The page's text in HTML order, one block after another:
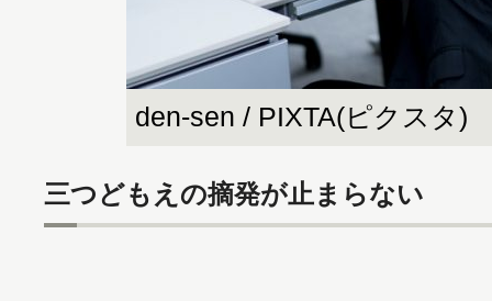
den-sen / PIXTA(ピクスタ)
三つどもえの摘発が止まらない